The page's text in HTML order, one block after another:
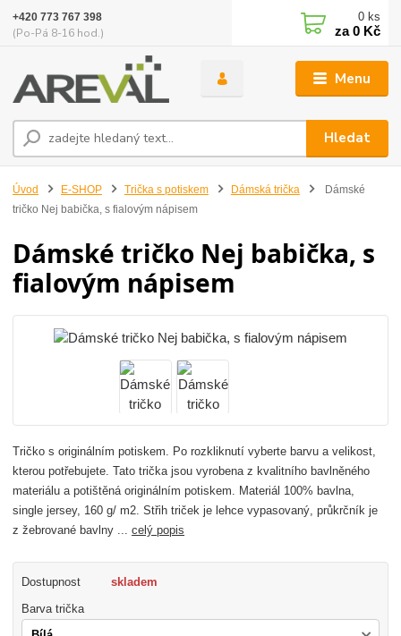
Menu
Hledat
+420 773 767 398
(Po-Pá 8-16 hod.)
0 ks
za0 Kč
Úvod E-SHOP Trička s potiskem Dámská trička
Dámské
tričko Nej babička, s fialovým nápisem
Dámské tričko Nej babička, s
fialovým nápisem
Tričko s originálním potiskem. Po rozkliknutí vyberte barvu a velikost,
kterou potřebujete. Tato trička jsou vyrobena z kvalitního bavlněného
materiálu a potištěná originálním potiskem. Materiál 100% bavlna,
single jersey, 160 g/ m2. Střih triček je lehce vypasovaný, průkrčník je
z žebrované bavlny ...celý popis
Dostupnost skladem
Barva trička